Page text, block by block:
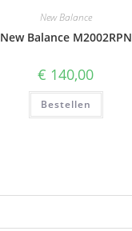
New Balance
New Balance M2002RPN
€ 140,00
Bestellen